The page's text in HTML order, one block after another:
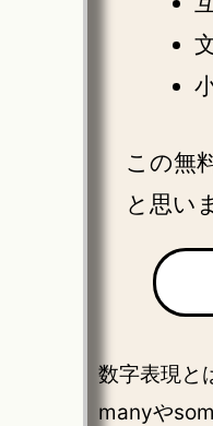
この無
と思い
数字表現と
manyや